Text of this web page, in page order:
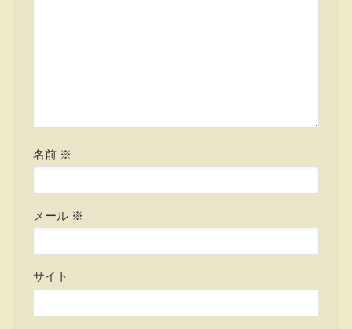
名前 ※
メール ※
サイト